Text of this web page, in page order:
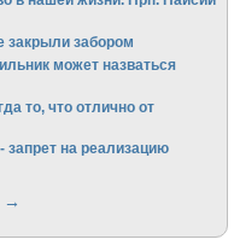
закрыли забором
может назваться
то, что отлично от
на реализацию
→